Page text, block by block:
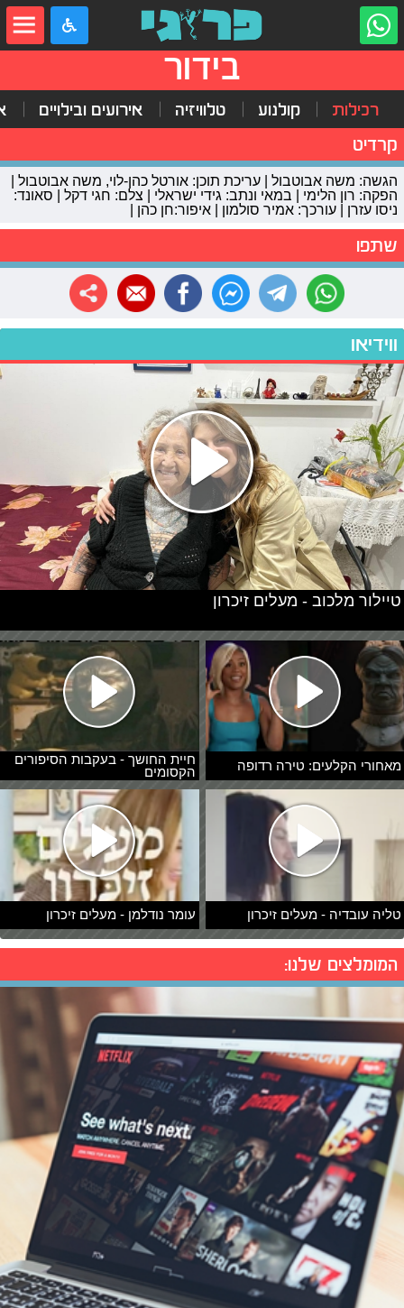
בידור
רכילות קולנוע טלוויזיה אירועים ובילויים
קרדיט
הגשה: משה אבוטבול | עריכת תוכן: אורטל כהן-לוי, משה אבוטבול |
הפקה: רון הלימי | במאי ונתב: גידי ישראלי | צלם: חגי דקל | סאונד:
ניסו עזרן | עורכך: אמיר סולמון | איפור:חן כהן |
שתפו
ווידיאו
מאחורי הקלעים: טירה רדופה
חיית החושך - בעקבות הסיפורים
הקסומים
טליה עובדיה - מעלים זיכרון עומר נודלמן - מעלים זיכרון
טיילור מלכוב - מעלים זיכרון
המומלצים שלנו: